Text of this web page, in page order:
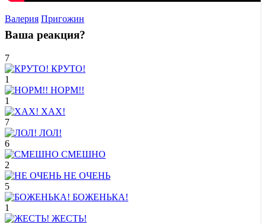
Валерия Пригожин
Ваша реакция?
7
КРУТО!
1
НОРМ!!
1
ХАХ!
7
ЛОЛ!
6
СМЕШНО
2
НЕ ОЧЕНЬ
5
БОЖЕНЬКА!
1
ЖЕСТЬ!